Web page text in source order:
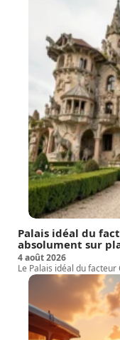
Palais idéal du
absolument sur
4 août 2026
Le Palais idéal du